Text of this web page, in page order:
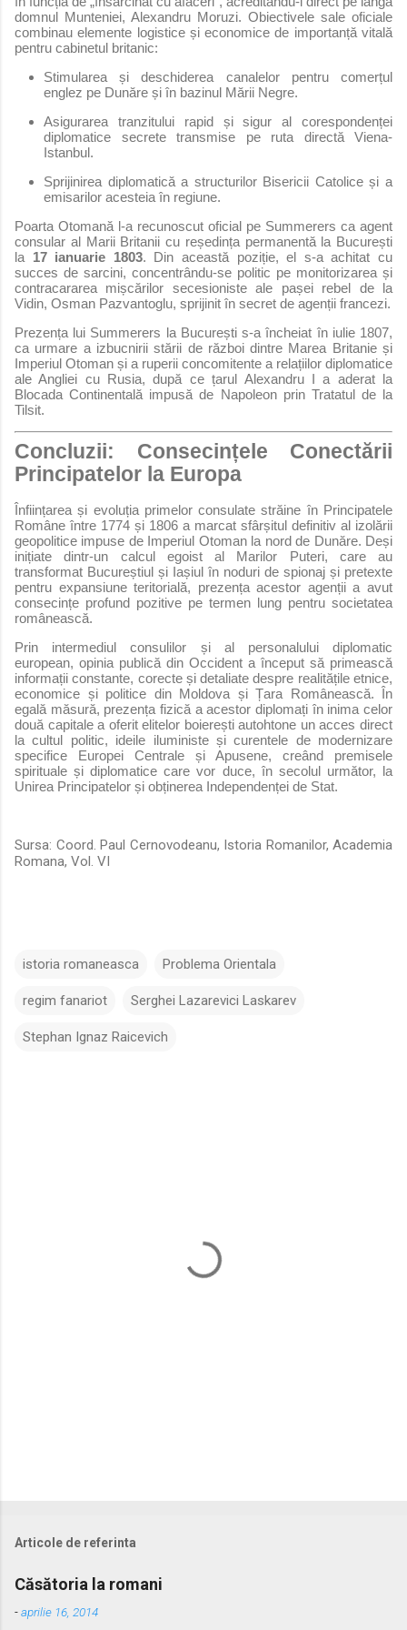
domnul Munteniei, Alexandru Moruzi. Obiectivele sale oficiale
combinau elemente logistice și economice de importanță vitală
pentru cabinetul britanic:
Stimularea și deschiderea canalelor pentru comerțul
englez pe Dunăre și în bazinul Mării Negre.
Asigurarea tranzitului rapid și sigur al corespondenței
diplomatice secrete transmise pe ruta directă Viena-
Istanbul.
Sprijinirea diplomatică a structurilor Bisericii Catolice și a
emisarilor acesteia în regiune.
Poarta Otomană l-a recunoscut oficial pe Summerers ca agent
consular al Marii Britanii cu reședința permanentă la București
la 17 ianuarie 1803. Din această poziție, el s-a achitat cu
succes de sarcini, concentrându-se politic pe monitorizarea și
contracararea mișcărilor secesioniste ale pașei rebel de la
Vidin, Osman Pazvantoglu, sprijinit în secret de agenții francezi.
Prezența lui Summerers la București s-a încheiat în iulie 1807,
ca urmare a izbucnirii stării de război dintre Marea Britanie și
Imperiul Otoman și a ruperii concomitente a relațiilor diplomatice
ale Angliei cu Rusia, după ce țarul Alexandru I a aderat la
Blocada Continentală impusă de Napoleon prin Tratatul de la
Tilsit.
Concluzii: Consecințele Conectării
Principatelor la Europa
Înființarea și evoluția primelor consulate străine în Principatele
Române între 1774 și 1806 a marcat sfârșitul definitiv al izolării
geopolitice impuse de Imperiul Otoman la nord de Dunăre. Deși
inițiate dintr-un calcul egoist al Marilor Puteri, care au
transformat Bucureștiul și Iașiul în noduri de spionaj și pretexte
pentru expansiune teritorială, prezența acestor agenții a avut
consecințe profund pozitive pe termen lung pentru societatea
românească.
Prin intermediul consulilor și al personalului diplomatic
european, opinia publică din Occident a început să primească
informații constante, corecte și detaliate despre realitățile etnice,
economice și politice din Moldova și Țara Românească. În
egală măsură, prezența fizică a acestor diplomați în inima celor
două capitale a oferit elitelor boierești autohtone un acces direct
la cultul politic, ideile iluministe și curentele de modernizare
specifice Europei Centrale și Apusene, creând premisele
spirituale și diplomatice care vor duce, în secolul următor, la
Unirea Principatelor și obținerea Independenței de Stat.
Sursa: Coord. Paul Cernovodeanu, Istoria Romanilor, Academia
Romana, Vol. VI
istoria romaneasca Problema Orientala
regim fanariot Serghei Lazarevici Laskarev
Stephan Ignaz Raicevich
Articole de referinta
Căsătoria la romani
-aprilie 16, 2014